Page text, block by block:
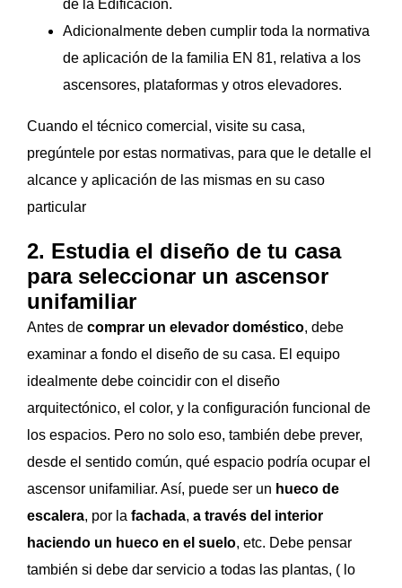
de la Edificación.
Adicionalmente deben cumplir toda la normativa
de aplicación de la familia EN 81, relativa a los
ascensores, plataformas y otros elevadores.
Cuando el técnico comercial, visite su casa,
pregúntele por estas normativas, para que le detalle el
alcance y aplicación de las mismas en su caso
particular
2. Estudia el diseño de tu casa
para seleccionar un ascensor
unifamiliar
Antes de comprar un elevador doméstico, debe
examinar a fondo el diseño de su casa. El equipo
idealmente debe coincidir con el diseño
arquitectónico, el color, y la configuración funcional de
los espacios. Pero no solo eso, también debe prever,
desde el sentido común, qué espacio podría ocupar el
ascensor unifamiliar. Así, puede ser un hueco de
escalera, por la fachada, a través del interior
haciendo un hueco en el suelo, etc. Debe pensar
también si debe dar servicio a todas las plantas, ( lo